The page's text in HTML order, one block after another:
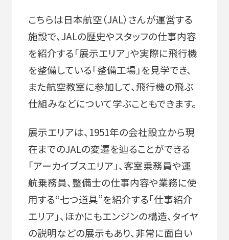
こちらは日本航空（JAL）さんが運営する
施設で、JALの歴史やスタッフの仕事内容
を紹介する「展示エリア」や実際に飛行機
を整備している「整備工場」を見学でき、
また航空教室に参加して、飛行機の飛ぶ
仕組みなどについて学ぶこともできます。
展示エリアは、1951年の会社設立から現
在までのJALの変遷を辿ることができる
「アーカイブスエリア」、客室乗務員や運
航乗務員、整備士の仕事内容や業務に使
用する“七つ道具”を紹介する「仕事紹介
エリア」、ほかにもエンジンの構造、タイヤ
の説明などの展示もあり、非常に面白い